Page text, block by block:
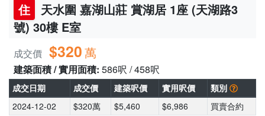
住
天水圍 嘉湖山莊 賞湖居 1座 (天湖路3
號) 30樓 E室
成交價 $320萬
建築面積 / 實用面積: 586呎 / 458呎
成交日期 成交價 建築呎價 實用呎價
類別
2024-12-02
$320萬 $5,460 $6,986 買賣合約